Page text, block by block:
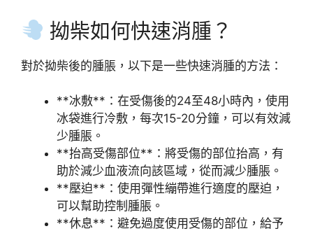
拗柴如何快速消腫？
對於拗柴後的腫脹，以下是一些快速消腫的方法：
**冰敷**：在受傷後的24至48小時內，使用
冰袋進行冷敷，每次15-20分鐘，可以有效減
少腫脹。
**抬高受傷部位**：將受傷的部位抬高，有
助於減少血液流向該區域，從而減少腫脹。
**壓迫**：使用彈性繃帶進行適度的壓迫，
可以幫助控制腫脹。
**休息**：避免過度使用受傷的部位，給予